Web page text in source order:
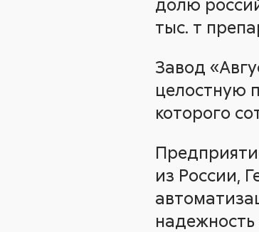
тыс. т
Завод
целостную
которого
из России,
надежность